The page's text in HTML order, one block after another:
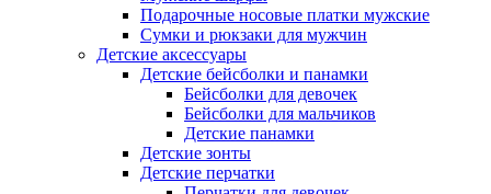
Подарочные носовые платки мужские
Сумки и рюкзаки для мужчин
Детские аксессуары
Детские бейсболки и панамки
Бейсболки для девочек
Бейсболки для мальчиков
Детские панамки
Детские зонты
Детские перчатки